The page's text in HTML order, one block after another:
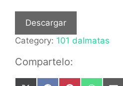
Descargar
Category: 101 dalmatas
Compartelo: